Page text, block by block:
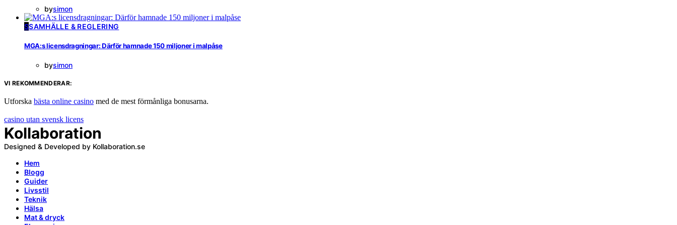
bysimon
SSAMHÄLLE & REGLERING
MGA:s licensdragningar: Därför hamnade 150 miljoner i malpåse
bysimon
VI REKOMMENDERAR:
Utforska bästa online casino med de mest förmånliga bonusarna.
casino utan svensk licens
Kollaboration
Designed & Developed by Kollaboration.se
Hem
Blogg
Guider
Livsstil
Teknik
Hälsa
Mat & dryck